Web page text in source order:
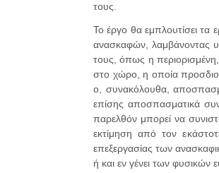
τους.
Το έργο θα εμπλουτίσει τα
ανασκαφών, λαμβάνοντας
τους, όπως η
στο χώρο, η οποία
ο, συνακόλουθα,
επίσης αποσπασματικά
παρελθόν μπορεί να
εκτίμηση από τον
επεξεργασίας των
ή και εν γένει των φυσικών